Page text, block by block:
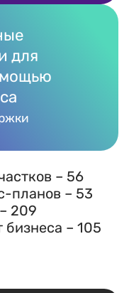
для
– 56
планов – 53
209
– 105